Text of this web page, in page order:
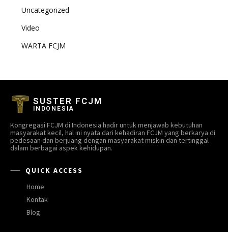
Uncategorized
Video
WARTA FCJM
SUSTER FCJM
INDONESIA
Kongregasi FCJM di Indonesia hadir untuk menjawab kebutuhan
masyarakat kecil, hal ini nyata dari kehadiran FCJM yang berkarya di
pedesaan dan berjuang dengan masyarakat miskin dan tertinggal
dalam berbagai aspek kehidupan.
QUICK ACCESS
Home
Kontak
Blog